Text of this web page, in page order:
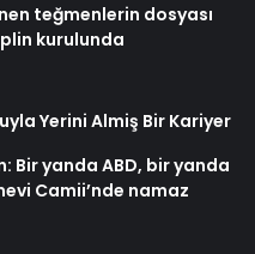
teğmenlerin dosyası
kurulunda
Yerini Almiş Bir Kariyer
Bir yanda ABD, bir yanda
Camii’nde namaz